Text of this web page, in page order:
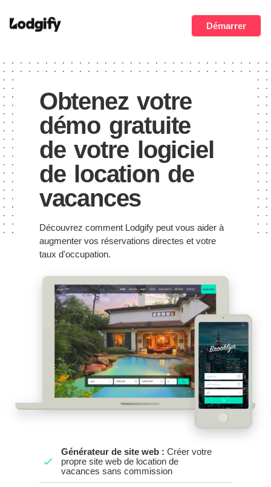
Démarrer
Obtenez votre
démo gratuite
de votre logiciel
de location de
vacances
Découvrez comment Lodgify peut vous aider à
augmenter vos réservations directes et votre
taux d'occupation.
Générateur de site web : Créer votre
propre site web de location de
vacances sans commission